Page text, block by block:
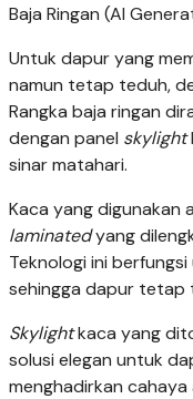
Baja Ringan (AI
Untuk dapur yang
namun tetap teduh,
Rangka baja ringan
dengan panel skylight
sinar matahari.
Kaca yang digunakan
laminatedyang
Teknologi ini
sehingga dapur tetap
Skylightkaca yang
solusi elegan untuk
menghadirkan